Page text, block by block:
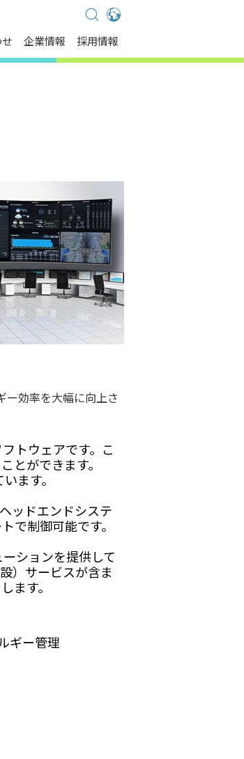
Global - English
- 繁體中文
- English
- 日本語
- 한국어
- English
- English
- ไทย
企業情報 採用情報
ー効率を大幅に向上さ
トウェアです。こ
とができます。
ます。
ッドエンドシステ
で制御可能です。
ションを提供して
）サービスが含ま
ます。
ギー管理